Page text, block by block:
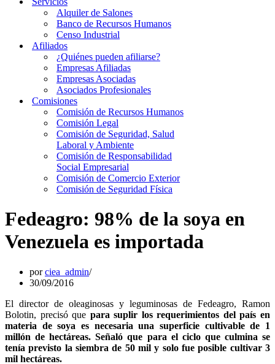
Alquiler de Salones
Banco de Recursos Humanos
Censo Industrial
Afiliados
¿Quiénes pueden afiliarse?
Empresas Afiliadas
Empresas Asociadas
Asociados Profesionales
Comisiones
Comisión de Recursos Humanos
Comisión Legal
Comisión de Seguridad, Salud
Laboral y Ambiente
Comisión de Responsabilidad
Social Empresarial
Comisión de Comercio Exterior
Comisión de Seguridad Física
Fedeagro: 98% de la soya en
Venezuela es importada
porciea_admin
30/09/2016
El director de oleaginosas y leguminosas de Fedeagro, Ramon
Bolotin, precisó que para suplir los requerimientos del país en
materia de soya es necesaria una superficie cultivable de 1
millón de hectáreas. Señaló que para el ciclo que culmina se
tenía previsto la siembra de 50 mil y solo fue posible cultivar 3
mil hectáreas.